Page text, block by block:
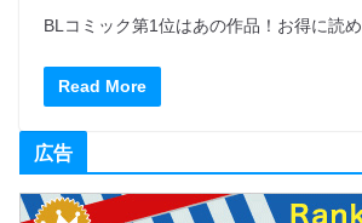
BLコミック第1位はあの作品！お得に読め
Read More
広告